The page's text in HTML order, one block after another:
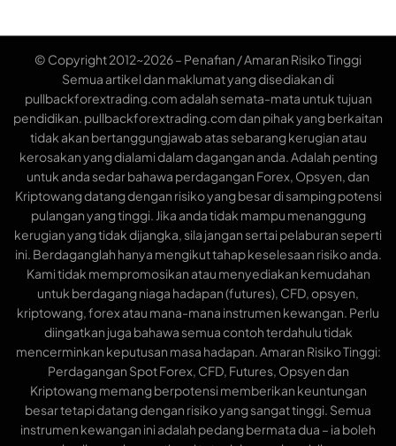
© Copyright 2012~2026 – Penafian / Amaran Risiko Tinggi
Semua artikel dan maklumat yang disediakan di
pullbackforextrading.com adalah semata-mata untuk tujuan
pendidikan. pullbackforextrading.com dan pihak yang berkaitan
tidak akan bertanggungjawab atas sebarang kerugian atau
kerosakan yang dialami dalam dagangan anda. Adalah penting
untuk anda sedar bahawa perdagangan Forex, Opsyen, dan
Kriptowang datang dengan risiko yang besar di samping potensi
pulangan yang tinggi. Jika anda tidak mampu menanggung
kerugian yang tidak dijangka, sila jangan sertai pelaburan seperti
ini. Berdaganglah hanya mengikut tahap keselesaan risiko anda.
Kami tidak mempromosikan atau menyediakan kemudahan
untuk berdagang niaga hadapan (futures), CFD, opsyen,
kriptowang, forex atau mana-mana instrumen kewangan. Perlu
diingatkan juga bahawa semua contoh terdahulu tidak
mencerminkan keputusan masa hadapan. Amaran Risiko Tinggi:
Perdagangan Spot Forex, CFD, Futures, Opsyen dan
Kriptowang memang berpotensi memberikan keuntungan
besar tetapi datang dengan risiko yang sangat tinggi. Semua
instrumen kewangan ini adalah pedang bermata dua – ia boleh